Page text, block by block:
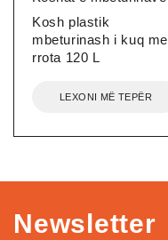
Kosh plastik
mbeturinash i kuq me
rrota 120 L
LEXONI MË TEPËR
Newsletter